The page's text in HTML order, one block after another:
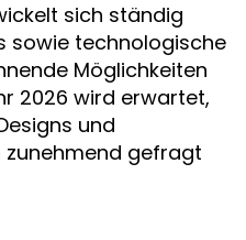
sich ständig
sowie technologische
Möglichkeiten
2026 wird erwartet,
und
gefragt